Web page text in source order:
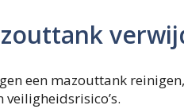
een mazouttank